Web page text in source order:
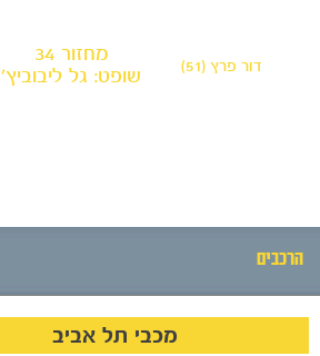
דור פרץ (51)
מחזור 34
שופט: גל ליבוביץ'
הרכבים
מכבי תל אביב